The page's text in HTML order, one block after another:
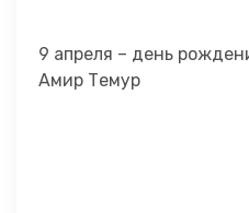
9 апреля – день
Амир Темур